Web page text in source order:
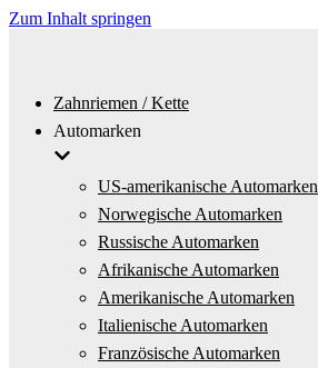
Zum Inhalt springen
Zahnriemen / Kette
Automarken
US-amerikanische Automarken
Norwegische Automarken
Russische Automarken
Afrikanische Automarken
Amerikanische Automarken
Italienische Automarken
Französische Automarken